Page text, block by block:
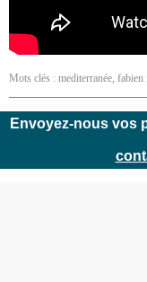
Mots clés : mediterranée, fabien
Envoyez-nous vos